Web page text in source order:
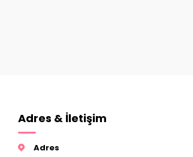
Adres & İletişim
Adres